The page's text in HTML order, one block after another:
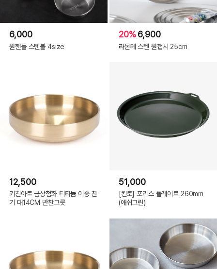
6,000
원핸들 스텐볼 4size
20%6,900
라몬테 스텐 원접시 25cm
12,500
키친아트 금상첨화 티타늄 이중 찬
기 대14CM 반찬그릇
51,000
[킨토] 포리스 플레이트 260mm
(애쉬그린)